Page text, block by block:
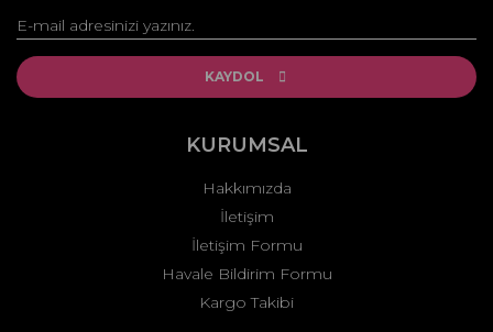
Ürün resmi kalitesiz, bozuk veya görüntülenemiyor.
Ürün açıklamasında eksik bilgiler bulunuyor.
Ürün fiyatı diğer sitelerden daha pahalı.
Gönder
KAYDOL
KURUMSAL
Hakkımızda
İletişim
İletişim Formu
Havale Bildirim Formu
Kargo Takibi